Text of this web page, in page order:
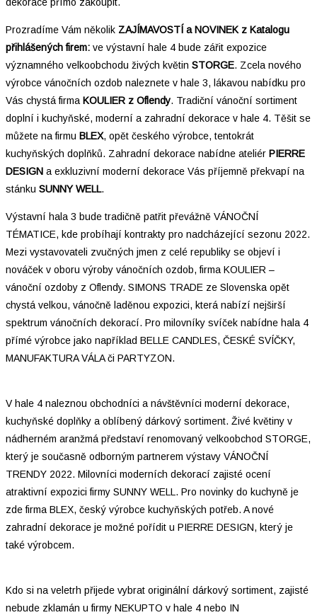
dekorace přímo zakoupit.
Prozradíme Vám několik ZAJÍMAVOSTÍ a NOVINEK z Katalogu
přihlášených firem: ve výstavní hale 4 bude zářit expozice
významného velkoobchodu živých květin STORGE. Zcela nového
výrobce vánočních ozdob naleznete v hale 3, lákavou nabídku pro
Vás chystá firmaKOULIER z Oflendy. Tradiční vánoční sortiment
doplní i kuchyňské, moderní a zahradní dekorace v hale 4. Těšit se
můžete na firmu BLEX, opět českého výrobce, tentokrát
kuchyňských doplňků. Zahradní dekorace nabídne ateliér PIERRE
DESIGN a exkluzivní moderní dekorace Vás příjemně překvapí na
stánku SUNNY WELL.
Výstavní hala 3 bude tradičně patřit převážně VÁNOČNÍ
TÉMATICE, kde probíhají kontrakty pro nadcházející sezonu 2022.
Mezi vystavovateli zvučných jmen z celé republiky se objeví i
nováček v oboru výroby vánočních ozdob, firma KOULIER –
vánoční ozdoby z Oflendy. SIMONS TRADE ze Slovenska opět
chystá velkou, vánočně laděnou expozici, která nabízí nejširší
spektrum vánočních dekorací. Pro milovníky svíček nabídne hala 4
přímé výrobce jako například BELLE CANDLES, ČESKÉ SVÍČKY,
MANUFAKTURA VÁLA či PARTYZON.
V hale 4 naleznou obchodníci a návštěvníci moderní dekorace,
kuchyňské doplňky a oblíbený dárkový sortiment. Živé květiny v
nádherném aranžmá představí renomovaný velkoobchod STORGE,
který je současně odborným partnerem výstavy VÁNOČNÍ
TRENDY 2022. Milovníci moderních dekorací zajisté ocení
atraktivní expozici firmy SUNNY WELL. Pro novinky do kuchyně je
zde firma BLEX, český výrobce kuchyňských potřeb. A nové
zahradní dekorace je možné pořídit u PIERRE DESIGN, který je
také výrobcem.
Kdo si na veletrh přijede vybrat originální dárkový sortiment, zajisté
nebude zklamán u firmy NEKUPTO v hale 4 nebo IN